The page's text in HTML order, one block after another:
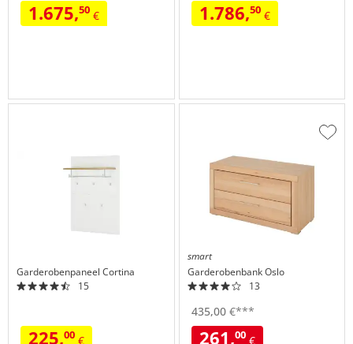
1.675,50 € 1.786,50€
Garderobenpaneel Cortina
15
225,00 €
smart
GarderobenbankOslo
13
435,00€***
261,00€
Zur